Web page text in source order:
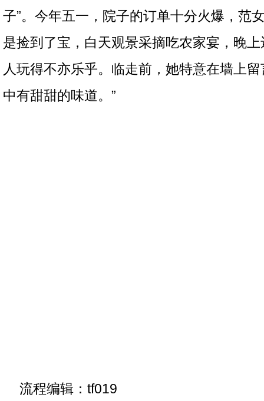
子”。今年五一，院子的订单十分火爆，范
是捡到了宝，白天观景采摘吃农家宴，晚
人玩得不亦乐乎。临走前，她特意在墙上
中有甜甜的味道。”
流程编辑：tf019